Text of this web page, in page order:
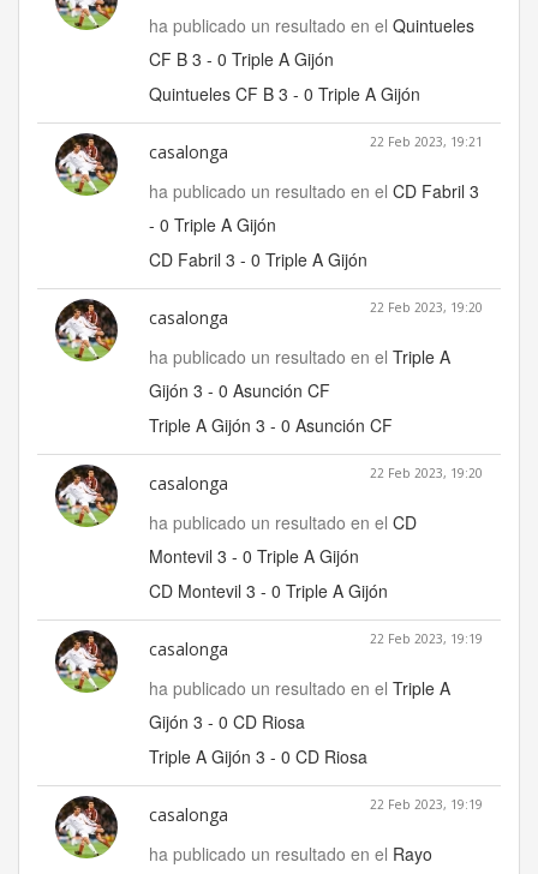
ha publicado un resultado en el Quintueles
CF B 3 - 0 Triple A Gijón
Quintueles CF B 3 - 0 Triple A Gijón
casalonga 22 Feb 2023, 19:21
ha publicado un resultado en el CD Fabril 3
- 0 Triple A Gijón
CD Fabril 3 - 0 Triple A Gijón
casalonga 22 Feb 2023, 19:20
ha publicado un resultado en el Triple A
Gijón 3 - 0 Asunción CF
Triple A Gijón 3 - 0 Asunción CF
casalonga 22 Feb 2023, 19:20
ha publicado un resultado en el CD
Montevil 3 - 0 Triple A Gijón
CD Montevil 3 - 0 Triple A Gijón
casalonga 22 Feb 2023, 19:19
ha publicado un resultado en el Triple A
Gijón 3 - 0 CD Riosa
Triple A Gijón 3 - 0 CD Riosa
casalonga 22 Feb 2023, 19:19
ha publicado un resultado en el Rayo